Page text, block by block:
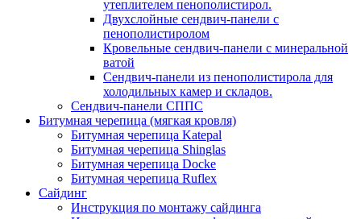
утеплителем пенополистирол.
Двухслойные сендвич-панели с
пенополистиролом
Кровельные сендвич-панели с минеральной
ватой
Сендвич-панели из пенополистирола для
холодильных камер и складов.
Сендвич-панели СППС
Битумная черепица (мягкая кровля)
Битумная черепица Katepal
Битумная черепица Shinglas
Битумная черепица Docke
Битумная черепица Ruflex
Сайдинг
Инструкция по монтажу сайдинга